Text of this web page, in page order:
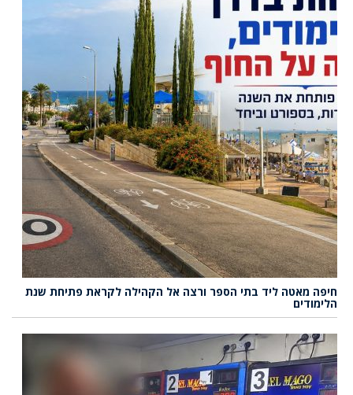
חיפה מאטה ליד בתי הספר ורצה אל הקהילה לקראת פתיחת שנת
הלימודים